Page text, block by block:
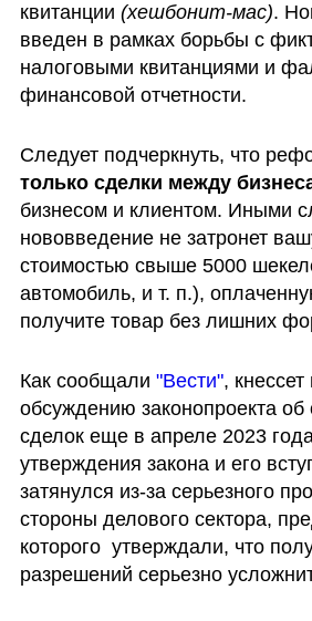
квитанции (хешбонит-мас).
введен в рамках борьбы с
налоговыми квитанциями и
финансовой отчетности.
только сделки между
бизнесом и клиентом. Иными
нововведение не затронет
стоимостью свыше 5000
автомобиль, и т. п.),
получите товар без лишних
Как сообщали "Вести", кнессет
обсуждению законопроекта об
сделок еще в апреле 2023
утверждения закона и его
затянулся из-за серьезного
стороны делового сектора,
которого  утверждали, что
разрешений серьезно